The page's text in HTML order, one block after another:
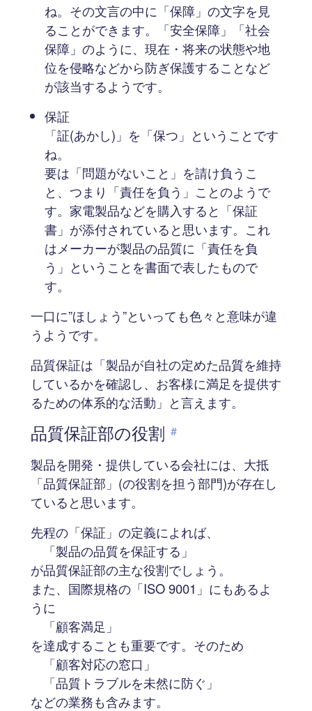
ね。その文言の中に「保障」の文字を見
ることができます。「安全保障」「社会
保障」のように、現在・将来の状態や地
位を侵略などから防ぎ保護することなど
が該当するようです。
保証
「証(あかし)」を「保つ」ということです
ね。
要は「問題がないこと」を請け負うこ
と、つまり「責任を負う」ことのようで
す。家電製品などを購入すると「保証
書」が添付されていると思います。これ
はメーカーが製品の品質に「責任を負
う」ということを書面で表したもので
す。
一口に”ほしょう”といっても色々と意味が違
うようです。
品質保証は「製品が自社の定めた品質を維持
しているかを確認し、お客様に満足を提供す
るための体系的な活動」と言えます。
品質保証部の役割 #
製品を開発・提供している会社には、大抵
「品質保証部」(の役割を担う部門)が存在し
ていると思います。
先程の「保証」の定義によれば、
「製品の品質を保証する」
が品質保証部の主な役割でしょう。
また、国際規格の「ISO 9001」にもあるよ
うに
「顧客満足」
を達成することも重要です。そのため
「顧客対応の窓口」
「品質トラブルを未然に防ぐ」
などの業務も含みます。